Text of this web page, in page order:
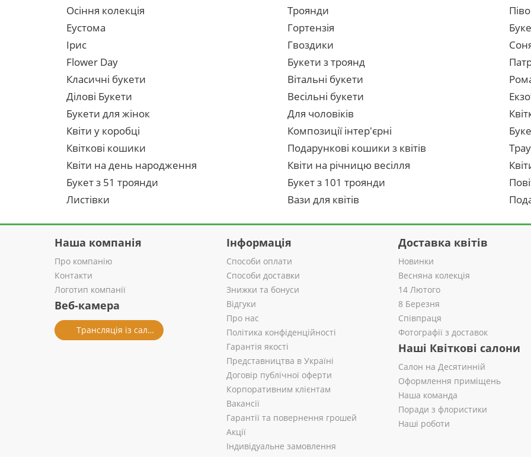
Осіння колекція Троянди
Еустома
Гортензія
Ірис
Гвоздики
Flower Day
Букети з троянд
Класичні букети
Вітальні букети
Ділові Букети
Весільні букети
Букети для жінок
Для чоловіків
Квіти у коробці
Композиції інтер'єрні
Квіткові кошики
Подарункові кошики з квітів
Квіти на день народження
Квіти на річницю весілля
Букет з 51 троянди
Букет з 101 троянди
Листівки
Вази для квітів
Наша компанія
Про компанію
Контакти
Логотип компанії
Веб-камера
Трансляція із салону
Інформація
Способи оплати
Способи доставки
Знижки та бонуси
Відгуки
Про нас
Політика конфіденційності
Гарантія якості
Представництва в Україні
Договір публічної оферти
Корпоративним клієнтам
Вакансії
Гарантії та повернення грошей
Акції
Індивідуальне замовлення
Доставка квітів
Новинки
Весняна колекція
14 Лютого
8 Березня
Співпраця
Фотографії з доставок
Наші Квіткові салони
Салон на Десятинній
Оформлення приміщень
Наша команда
Поради з флористики
Наші роботи